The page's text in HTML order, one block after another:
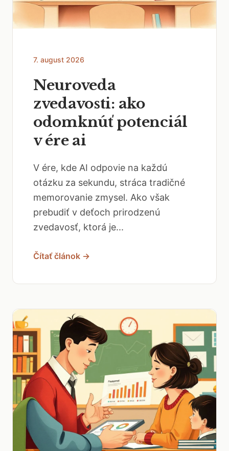
7. august 2026
Neuroveda
zvedavosti: ako
odomknúť potenciál
v ére ai
V ére, kde AI odpovie na každú
otázku za sekundu, stráca tradičné
memorovanie zmysel. Ako však
prebudiť v deťoch prirodzenú
zvedavosť, ktorá je...
Čítať článok →